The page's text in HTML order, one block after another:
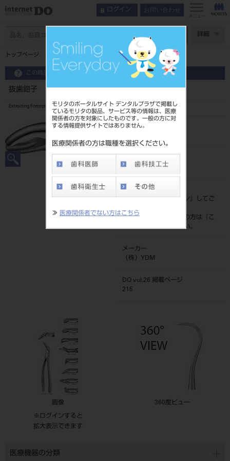
モリタのポータルサイト デンタルプラザで掲載し
ているモリタの製品、サービス等の情報は、医療
関係者の方を対象にしたものです。一般の方に対
する情報提供サイトではありません。
医療関係者の方は職種を選択ください。
≫ 医療関係者でない方はこちら
ログイン お問い合わせ
メニュー
詳細
トップページ 抜歯鉗子 ♯8 上顎智歯
この商品に関するお問い合わせ
抜歯鉗子 ♯8 上顎智歯
Extracting Forceps
品目コード
4963931170081
標準価格
価格の確認は『ログイン
』してご
ネット会員登録がまだの方は『
こ
ちら』より登録ください。
メーカー
（株）YDM
DO vol.26 掲載ページ
215
画像
※ログインすると
拡大表示できます
360度ビュー
医療機器の分類